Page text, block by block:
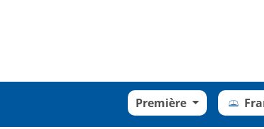
Première